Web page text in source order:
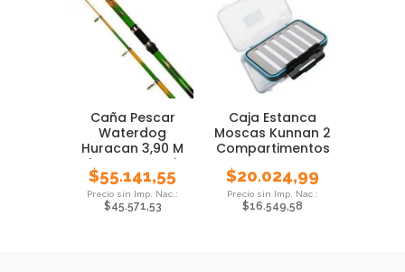
Caña Pescar
Waterdog
Huracan 3,90 M
Telesc Mar Accion
Pesada
$55.141,55
$45.571,53
Caja Estanca
Moscas Kunnan 2
Compartimentos
$20.024,99
$16.549,58